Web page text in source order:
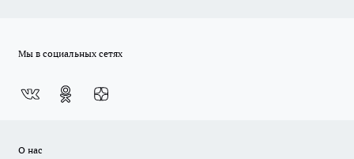
Мы в социальных сетях
О нас